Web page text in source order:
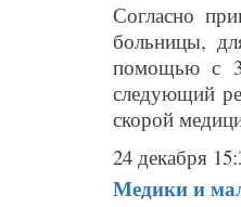
Согласно
больницы,
помощью с
следующий
скорой
24 декабря
Медики и